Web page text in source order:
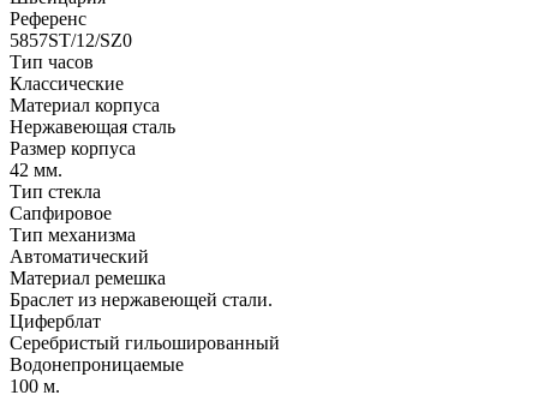
Референс
5857ST/12/SZ0
Тип часов
Классические
Материал корпуса
Нержавеющая сталь
Размер корпуса
42 мм.
Тип стекла
Сапфировое
Тип механизма
Автоматический
Материал ремешка
Браслет из нержавеющей стали.
Циферблат
Серебристый гильошированный
Водонепроницаемые
100 м.